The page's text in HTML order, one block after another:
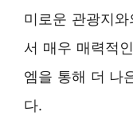
미로운 관광지
서 매우 매력적
엠을 통해 더 나
다.